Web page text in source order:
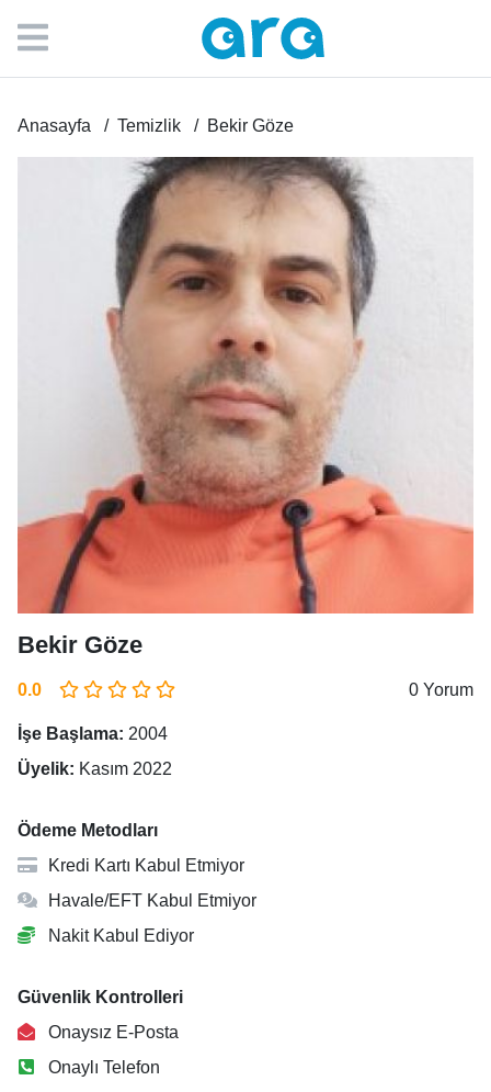
Anasayfa Temizlik Bekir Göze
Bekir Göze
0.0 0 Yorum
İşe Başlama: 2004
Üyelik: Kasım 2022
Ödeme Metodları
Kredi Kartı Kabul Etmiyor
Havale/EFT Kabul Etmiyor
Nakit Kabul Ediyor
Güvenlik Kontrolleri
Onaysız E-Posta
Onaylı Telefon